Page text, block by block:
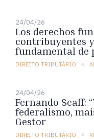
24/04/26
Los derechos
contribuyentes
fundamental de
DIREITO TRIBUTÁRIO
24/04/26
Fernando Scaff:
federalismo,
Gestor
DIREITO TRIBUTÁRIO